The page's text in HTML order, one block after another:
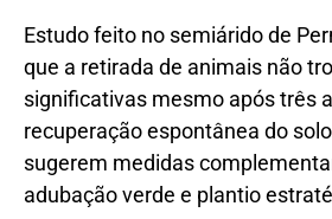
Estudo feito no semiárido de
que a retirada de animais não
significativas mesmo após três
recuperação espontânea do
sugerem medidas
adubação verde e plantio